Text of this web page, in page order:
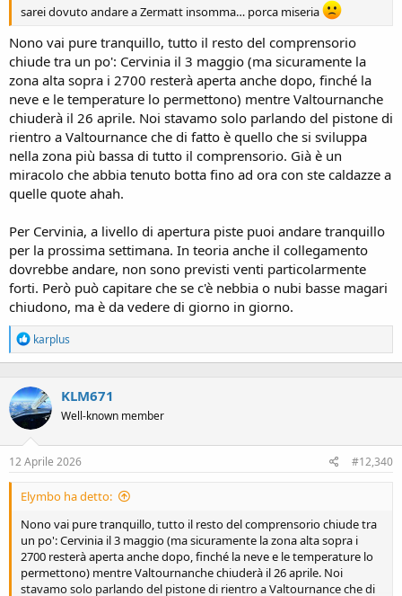
sarei dovuto andare a Zermatt insomma… porca miseria
Nono vai pure tranquillo, tutto il resto del comprensorio
chiude tra un po': Cervinia il 3 maggio (ma sicuramente la
zona alta sopra i 2700 resterà aperta anche dopo, finché la
neve e le temperature lo permettono) mentre Valtournanche
chiuderà il 26 aprile. Noi stavamo solo parlando del pistone di
rientro a Valtournance che di fatto è quello che si sviluppa
nella zona più bassa di tutto il comprensorio. Già è un
miracolo che abbia tenuto botta fino ad ora con ste caldazze a
quelle quote ahah.
Per Cervinia, a livello di apertura piste puoi andare tranquillo
per la prossima settimana. In teoria anche il collegamento
dovrebbe andare, non sono previsti venti particolarmente
forti. Però può capitare che se c'è nebbia o nubi basse magari
chiudono, ma è da vedere di giorno in giorno.
R
e
a
t
i
o
n
:
karplus
KLM671
Well-known member
12 Aprile 2026 #12,340
Elymbo ha detto:
Nono vai pure tranquillo, tutto il resto del comprensorio chiude tra
un po': Cervinia il 3 maggio (ma sicuramente la zona alta sopra i
2700 resterà aperta anche dopo, finché la neve e le temperature lo
permettono) mentre Valtournanche chiuderà il 26 aprile. Noi
stavamo solo parlando del pistone di rientro a Valtournance che di